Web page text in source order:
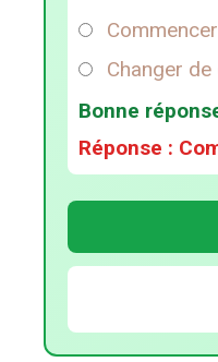
Changer
Bonne
Réponse :